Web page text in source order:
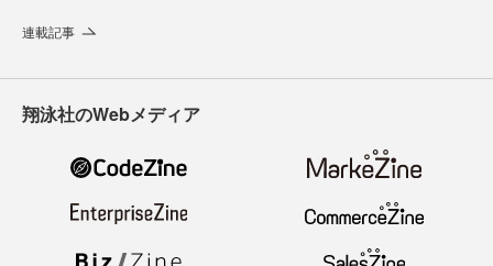
連載記事
翔泳社のWebメディア